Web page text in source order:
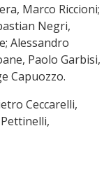
Marco Riccioni;
Negri,
Alessandro
Paolo Garbisi,
Capuozzo.
Ceccarelli,